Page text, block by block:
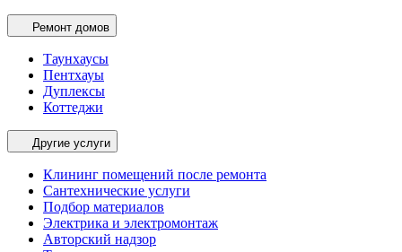
Ремонт домов
Таунхаусы
Пентхауы
Дуплексы
Коттеджи
Другие услуги
Клининг помещений после ремонта
Сантехнические услуги
Подбор материалов
Электрика и электромонтаж
Авторский надзор